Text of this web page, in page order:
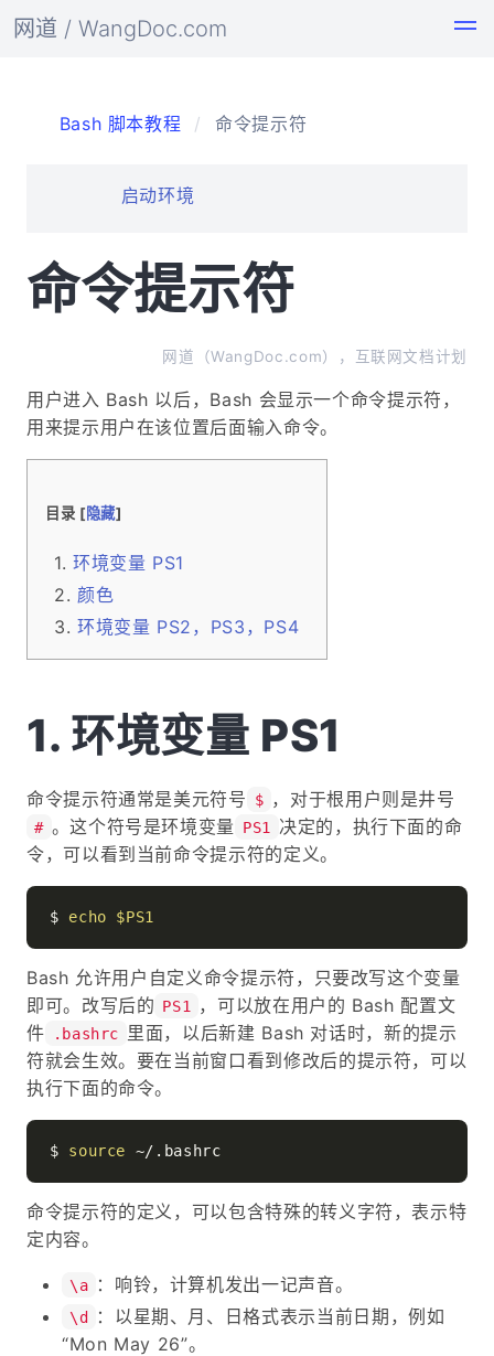
网道 / WangDoc.com
Bash 脚本教程 命令提示符
启动环境
命令提示符
网道（WangDoc.com），互联网文档计划
用户进入 Bash 以后，Bash 会显示一个命令提示符，
用来提示用户在该位置后面输入命令。
目录 [隐藏]
环境变量 PS1
颜色
环境变量 PS2，PS3，PS4
环境变量 PS1
命令提示符通常是美元符号 $ ，对于根用户则是井号
# 。这个符号是环境变量 PS1
决定的，执行下面的命
令，可以看到当前命令提示符的定义。
$ echo $PS1
Bash 允许用户自定义命令提示符，只要改写这个变量
即可。改写后的 PS1
，可以放在用户的 Bash 配置文
件
.bashrc
里面，以后新建 Bash 对话时，新的提示
符就会生效。要在当前窗口看到修改后的提示符，可以
执行下面的命令。
$ source
命令提示符的定义，可以包含特殊的转义字符，表示特
定内容。
\a ：响铃，计算机发出一记声音。
\d
：以星期、月、日格式表示当前日期，例如
“Mon May 26”。